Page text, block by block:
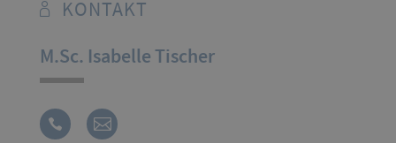
KONTAKT
M.Sc. Isabelle Tischer